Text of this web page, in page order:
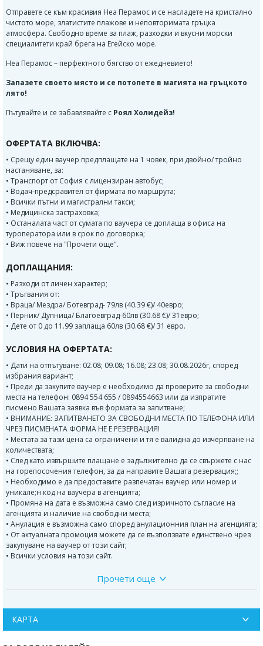
Отправете се към красивия Неа Перамос и се насладете на кристално
чистото море, златистите плажове и неповторимата гръцка
атмосфера. Свободно време за плаж, разходки и вкусни морски
специалитети край брега на Егейско море.
Неа Перамос – перфектното бягство от ежедневието!
Запазете своето място и се потопете в магията на гръцкото
лято!
Пътувайте и се забавлявайте с Роял Холидейз!
ОФЕРТАТА ВКЛЮЧВА:
• Срещу един ваучер предплащате на 1 човек, при двойно/ тройно
настаняване, за:
• Tранспорт от София с лицензиран автобус;
• Водач-предсравител от фирмата по маршрута;
• Всички пътни и магистрални такси;
• Медицинска застраховка;
• Останалата част от сумата по ваучера се доплаща в офиса на
туроператора или в срок по договорка;
• Виж повече на "Прочети още".
ДОПЛАЩАНИЯ:
• Разходи от личен характер;
• Тръгвания от:
• Враца/ Мездра/ Ботевград- 79лв (40.39 €)/ 40евро;
• Перник/ Дупница/ Благоевград-60лв (30.68 €)/ 31евро;
• Дете от 0 до 11.99 заплаща 60лв (30.68 €)/ 31 евро.
УСЛОВИЯ НА ОФЕРТАТА:
• Дати на отпътуване: 02.08; 09.08; 16.08; 23.08; 30.08.2026г, според
избрания вариант;
• Преди да закупите ваучер е необходимо да проверите за свободни
места на телефон: 0894 554 655 / 0894554663 или да изпратите
писмено Вашата заявка във формата за запитване;
• ВНИМАНИЕ: ЗАПИТВАНЕТО ЗА СВОБОДНИ МЕСТА ПО ТЕЛЕФОНА ИЛИ
ЧРЕЗ ПИСМЕНАТА ФОРМА НЕ Е РЕЗЕРВАЦИЯ!
• Местата за тази цена са ограничени и тя е валидна до изчерпване на
количествата;
• След като извършите плащане е задължително да се свържете с нас
на горепосочения телефон, за да направите Вашата резервация;;
• Необходимо е да предоставите разпечатан ваучер или номер и
уникале;н код на ваучера в агенцията;
• Промяна на дата е възможна само след изричното съгласие на
агенцията и наличие на свободни места;
• Анулация е възможна само според анулационния план на агенцията;
• От актуалната промоция можете да се възползвате единствено чрез
закупуване на ваучер от този сайт;
• Всички условия на този сайт.
Около 04:30 ч. - отпътуване от София .Пристигане преди обяд.
След 17:00 ч. тръгване обратно за България. Пристигане в София
късно вечерта
ВАЖНО:
Прочети още
КАРТА